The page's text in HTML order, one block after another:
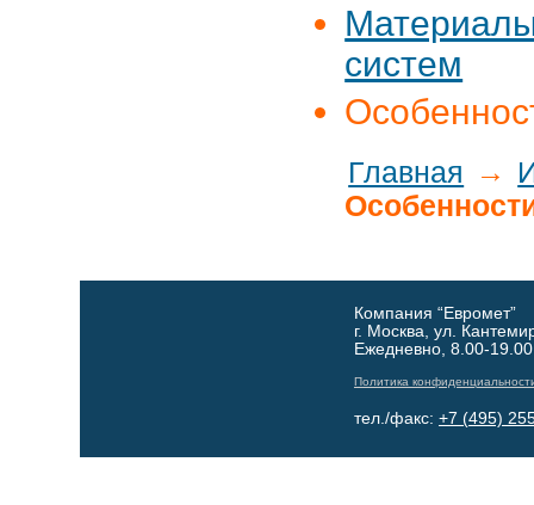
систем
Главная →
Компания “Евромет”
г. Москва, ул.
Ежедневно, 8.00-19.00
Политика
тел./факс: +7 (495)